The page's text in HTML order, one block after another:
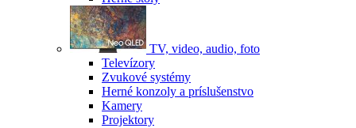
TV, video, audio, foto
Televízory
Zvukové systémy
Herné konzoly a príslušenstvo
Kamery
Projektory